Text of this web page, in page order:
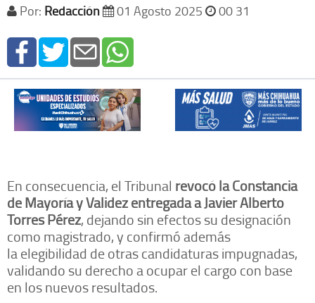
Por: Redacción 01 Agosto 2025 00 31
En consecuencia, el Tribunal revocó la Constancia
de Mayoría y Validez entregada a Javier Alberto
Torres Pérez, dejando sin efectos su designación
como magistrado, y confirmó además
la elegibilidad de otras candidaturas impugnadas,
validando su derecho a ocupar el cargo con base
en los nuevos resultados.